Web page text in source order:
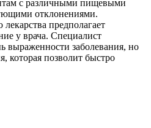
с различными пищевыми
отклонениями.
предполагает
у врача. Специалист
выраженности заболевания, но
которая позволит быстро